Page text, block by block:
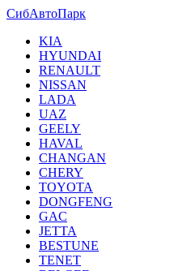
СибАвтоПарк
KIA
HYUNDAI
RENAULT
NISSAN
LADA
UAZ
GEELY
HAVAL
CHANGAN
CHERY
TOYOTA
DONGFENG
GAC
JETTA
BESTUNE
TENET